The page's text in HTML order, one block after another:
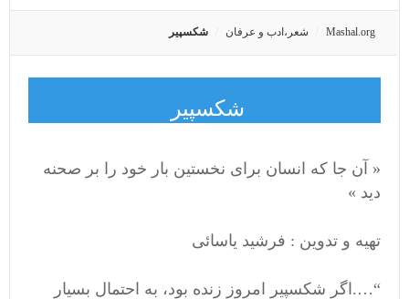
Mashal.org شعر،ادب و عرفان شکسپیر
شکسپیر
« آن ‌جا که انسان برای نخستین ‌بار خود را بر صحنه
دید »
تهیه و تدوین : فرشید یاسائی
“….اگر شکسپیر امروز زنده بود، به احتمال بسیار